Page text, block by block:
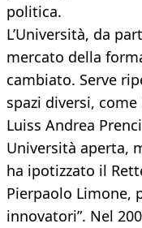
politica.
L’Università, da
mercato della
cambiato. Serve
spazi diversi,
Luiss Andrea
Università aperta,
ha ipotizzato il
Pierpaolo Limone,
innovatori”. Nel